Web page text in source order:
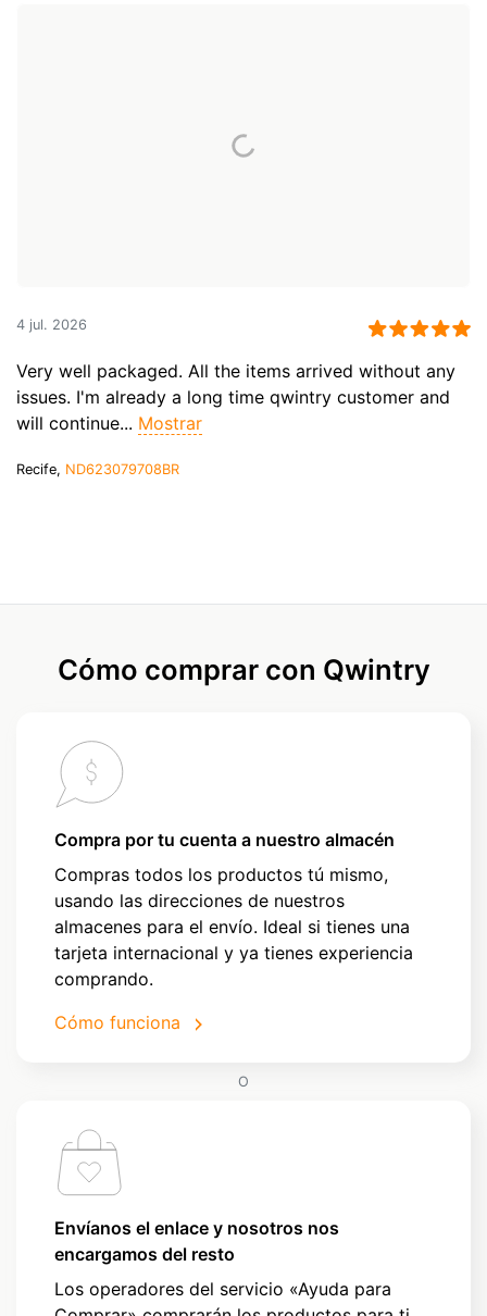
4 jul. 2026
Very well packaged. All the items arrived without any
issues. I'm already a long time qwintry customer and
will continue... Mostrar
Recife, ND623079708BR
Cómo comprar con Qwintry
Compra por tu cuenta a nuestro almacén
Compras todos los productos tú mismo,
usando las direcciones de nuestros
almacenes para el envío. Ideal si tienes una
tarjeta internacional y ya tienes experiencia
comprando.
Cómo funciona
O
Envíanos el enlace y nosotros nos
encargamos del resto
Los operadores del servicio «Ayuda para